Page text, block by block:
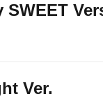
SWEET
Ver.